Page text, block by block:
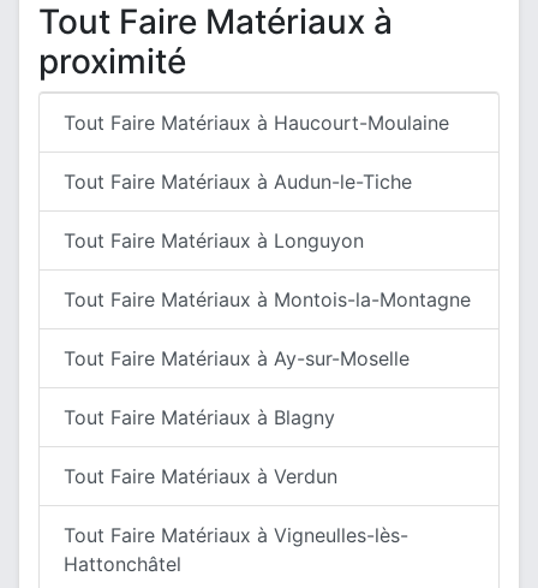
Tout Faire Matériaux à
proximité
Tout Faire Matériaux à Haucourt-Moulaine
Tout Faire Matériaux à Audun-le-Tiche
Tout Faire Matériaux à Longuyon
Tout Faire Matériaux à Montois-la-Montagne
Tout Faire Matériaux à Ay-sur-Moselle
Tout Faire Matériaux à Blagny
Tout Faire Matériaux à Verdun
Tout Faire Matériaux à Vigneulles-lès-
Hattonchâtel